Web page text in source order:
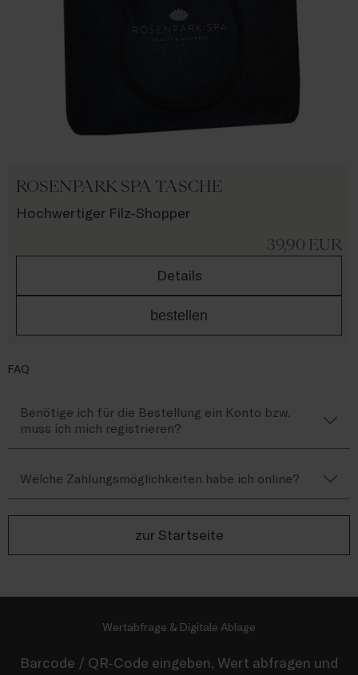
ROSENPARK SPA TASCHE
Hochwertiger Filz-Shopper
39,90 EUR
Details
bestellen
FAQ
Benötige ich für die Bestellung ein Konto bzw.
muss ich mich registrieren?
Welche Zahlungsmöglichkeiten habe ich online?
zur Startseite
Wertabfrage & Digitale Ablage
Barcode / QR-Code eingeben, Wert abfragen und